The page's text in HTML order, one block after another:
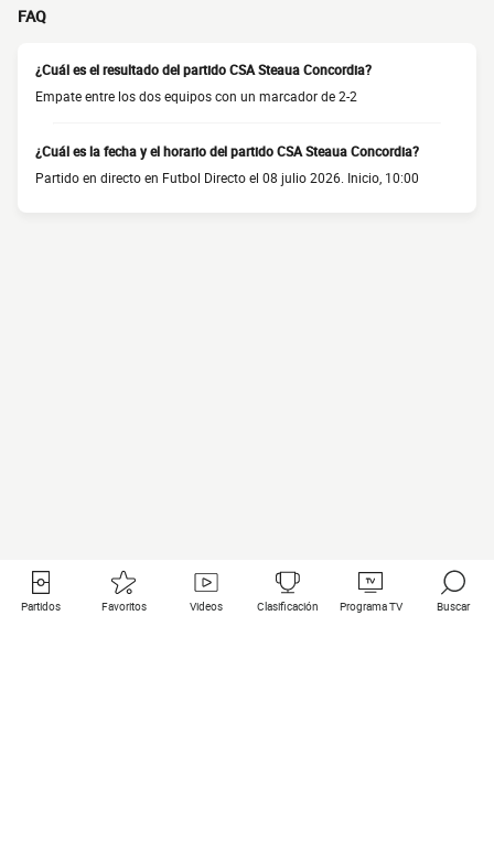
FAQ
¿Cuál es el resultado del partido CSA Steaua Concordia?
Empate entre los dos equipos con un marcador de 2-2
¿Cuál es la fecha y el horario del partido CSA Steaua Concordia?
Partido en directo en Futbol Directo el 08 julio 2026. Inicio, 10:00
Partidos Favoritos Videos Clasificación Programa TV Buscar